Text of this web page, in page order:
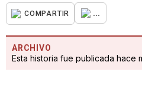
COMPARTIR ...
ARCHIVO
Esta historia fue publicada hace